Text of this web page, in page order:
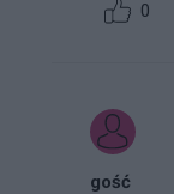
0
gość